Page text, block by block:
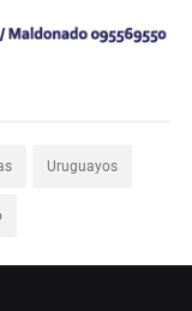
Uruguayos